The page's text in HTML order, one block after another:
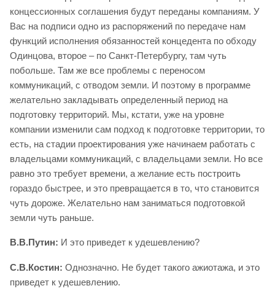
концессионных соглашения будут переданы компаниям. У
Вас на подписи одно из распоряжений по передаче нам
функций исполнения обязанностей концедента по обходу
Одинцова, второе – по Санкт-Петербургу, там чуть
побольше. Там же все проблемы с переносом
коммуникаций, с отводом земли. И поэтому в программе
желательно закладывать определенный период на
подготовку территорий. Мы, кстати, уже на уровне
компании изменили сам подход к подготовке территории, то
есть, на стадии проектирования уже начинаем работать с
владельцами коммуникаций, с владельцами земли. Но все
равно это требует времени, а желание есть построить
гораздо быстрее, и это превращается в то, что становится
чуть дороже. Желательно нам заниматься подготовкой
земли чуть раньше.
В.В.Путин: И это приведет к удешевлению?
С.В.Костин: Однозначно. Не будет такого ажиотажа, и это
приведет к удешевлению.